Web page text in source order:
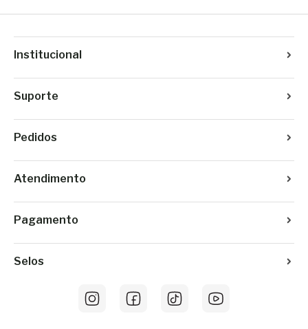
Institucional
Suporte
Pedidos
Atendimento
Pagamento
Selos